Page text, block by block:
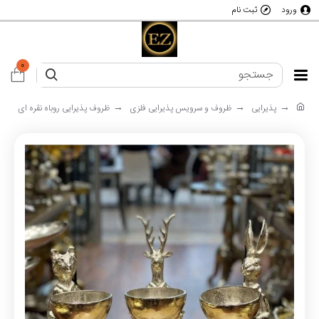
ورود ثبت نام
0
پذیرایی ظروف و سرویس پذیرایی فلزی ظروف پذیرایی روباه نقره ای